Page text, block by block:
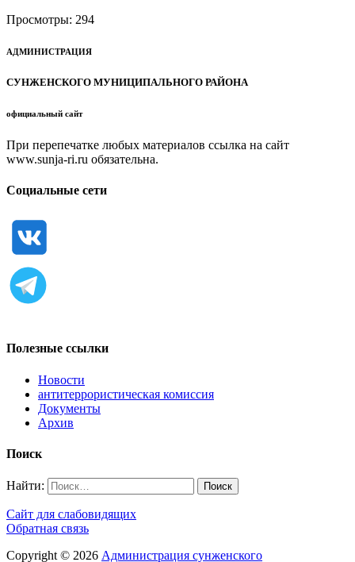
Просмотры: 294
АДМИНИСТРАЦИЯ
СУНЖЕНСКОГО МУНИЦИПАЛЬНОГО РАЙОНА
официальный сайт
При перепечатке любых материалов ссылка на сайт
www.sunja-ri.ru обязательна.
Социальные сети
Полезные ссылки
Новости
антитеррористическая комиссия
Документы
Архив
Поиск
Найти:
Сайт для слабовидящих
Обратная связь
Copyright © 2026 Администрация сунженского